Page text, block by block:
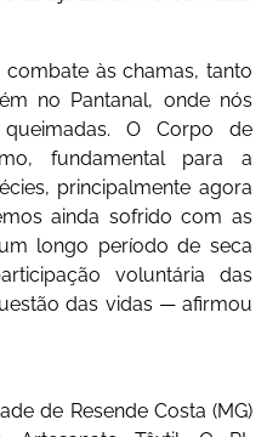
às chamas, tanto
no Pantanal, onde nós
O Corpo de
fundamental para a
principalmente agora
ainda sofrido com as
longo período de seca
voluntária das
das vidas — afirmou
de Resende Costa (MG)